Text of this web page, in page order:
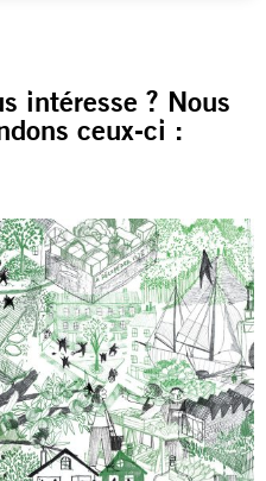
intéresse ? Nous
ceux-ci :